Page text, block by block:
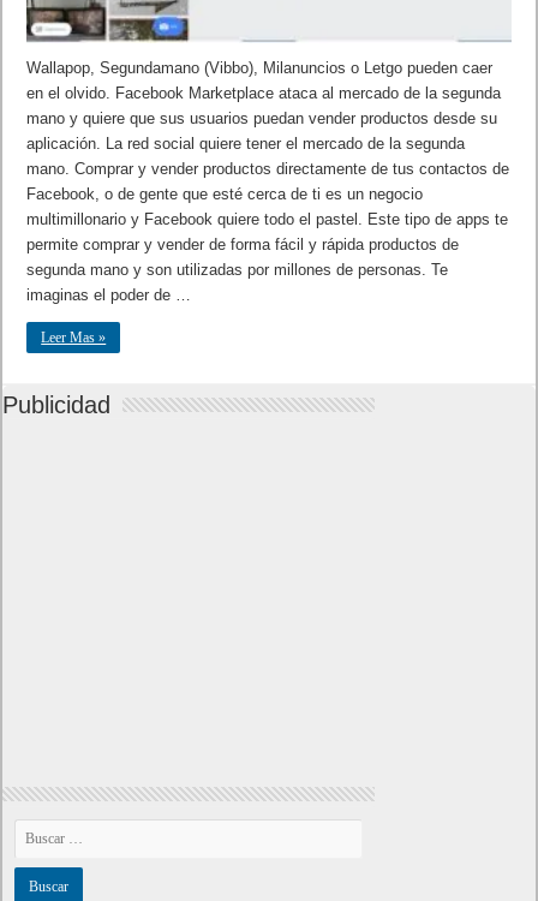
Wallapop, Segundamano (Vibbo), Milanuncios o Letgo pueden caer
en el olvido. Facebook Marketplace ataca al mercado de la segunda
mano y quiere que sus usuarios puedan vender productos desde su
aplicación. La red social quiere tener el mercado de la segunda
mano. Comprar y vender productos directamente de tus contactos de
Facebook, o de gente que esté cerca de ti es un negocio
multimillonario y Facebook quiere todo el pastel. Este tipo de apps te
permite comprar y vender de forma fácil y rápida productos de
segunda mano y son utilizadas por millones de personas. Te
imaginas el poder de …
Leer Mas »
Publicidad